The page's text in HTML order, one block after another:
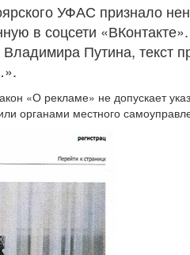
УФАС признало
в соцсети
Путина, текст
«О рекламе» не допускает
органами местного